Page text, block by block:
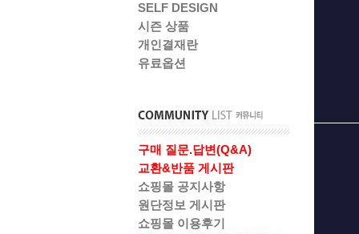
SELF DESIGN
시즌 상품
개인결재란
유료옵션
구매 질문.답변(Q&A)
교환&반품 게시판
쇼핑몰 공지사항
원단정보 게시판
쇼핑몰 이용후기